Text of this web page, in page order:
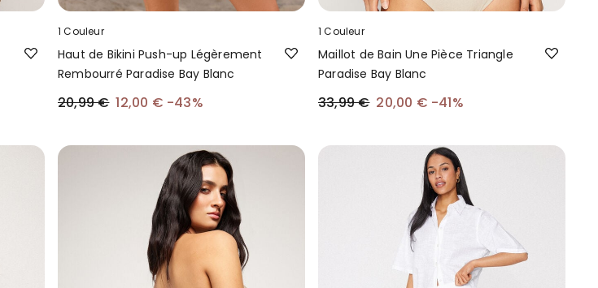
1 Couleur
Haut de Bikini Push-up Légèrement
Rembourré Paradise Bay Blanc
20,99 € 12,00 € -43%
1 Couleur
Maillot de Bain Une Pièce Triangle
Paradise Bay Blanc
33,99 € 20,00 € -41%